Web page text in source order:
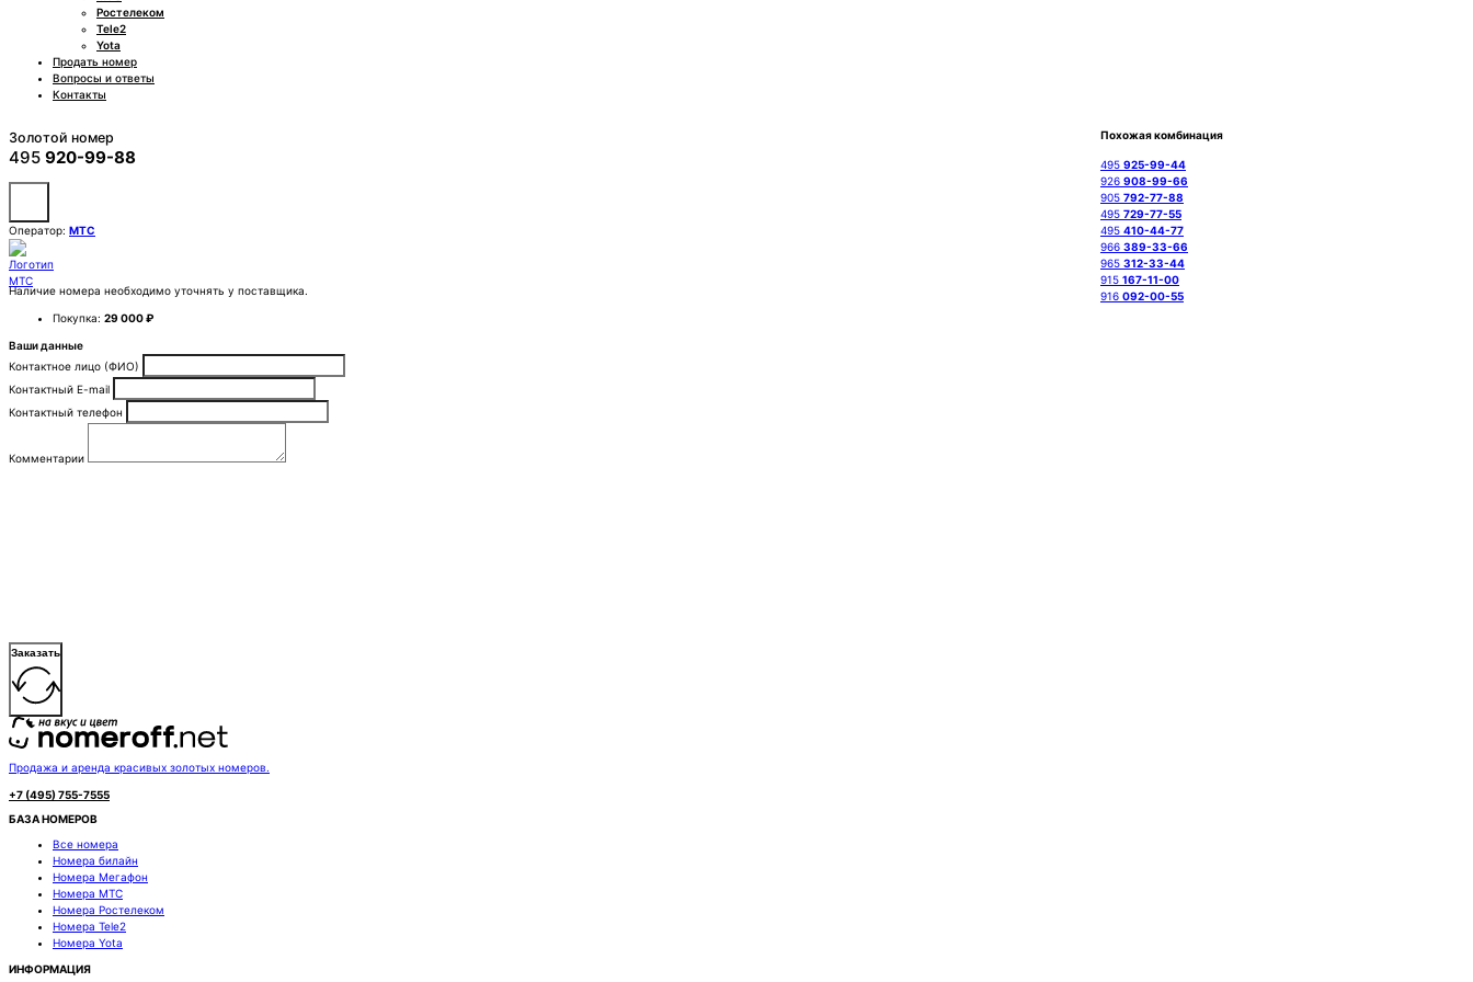
Ростелеком
Tele2
Yota
Продать номер
Вопросы и ответы
Контакты
Золотой номер
495 920-99-88
Оператор: МТС
Наличие номера необходимо уточнять у поставщика.
Покупка: 29 000 ₽
Ваши данные
Контактное лицо (ФИО)
Контактный E-mail
Контактный телефон
Комментарии
Заказать
Похожая комбинация
495 925-99-44
926 908-99-66
905 792-77-88
495 729-77-55
495 410-44-77
966 389-33-66
965 312-33-44
915 167-11-00
916 092-00-55
Продажа и аренда красивых золотых номеров.
+7 (495) 755-7555
БАЗА НОМЕРОВ
Все номера
Номера билайн
Номера Мегафон
Номера МТС
Номера Ростелеком
Номера Tele2
Номера Yota
ИНФОРМАЦИЯ